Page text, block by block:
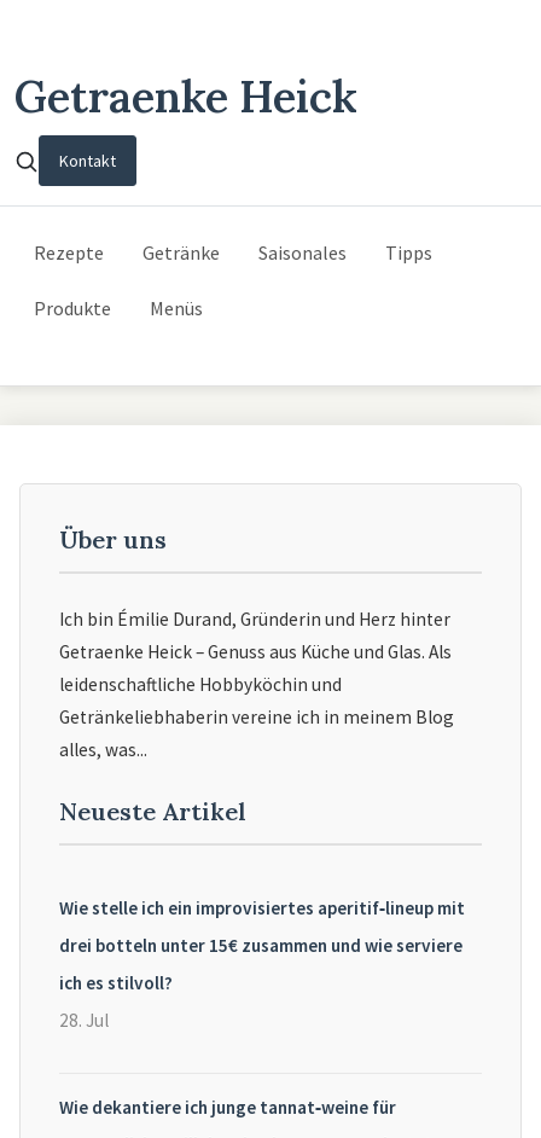
Getraenke Heick
Kontakt
Rezepte Getränke Saisonales Tipps
Produkte Menüs
Über uns
Ich bin Émilie Durand, Gründerin und Herz hinter
Getraenke Heick – Genuss aus Küche und Glas. Als
leidenschaftliche Hobbyköchin und
Getränkeliebhaberin vereine ich in meinem Blog
alles, was...
Neueste Artikel
Wie stelle ich ein improvisiertes aperitif‑lineup mit
drei botteln unter 15€ zusammen und wie serviere
ich es stilvoll?
28. Jul
Wie dekantiere ich junge tannat‑weine für